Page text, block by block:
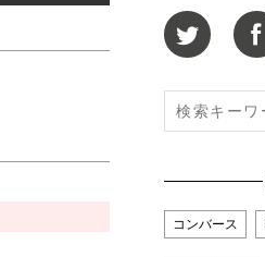
コンバース